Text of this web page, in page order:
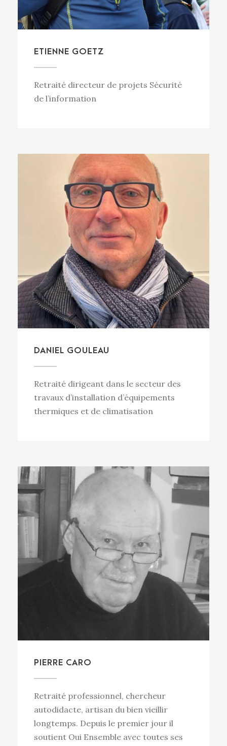
ETIENNE GOETZ
Retraité directeur de projets Sécurité
de l’information
DANIEL GOULEAU
Retraité dirigeant dans le secteur des
travaux d’installation d’équipements
thermiques et de climatisation
PIERRE CARO
Retraité professionnel, chercheur
autodidacte, artisan du bien vieillir
longtemps. Depuis le premier jour il
soutient Oui Ensemble avec toutes ses